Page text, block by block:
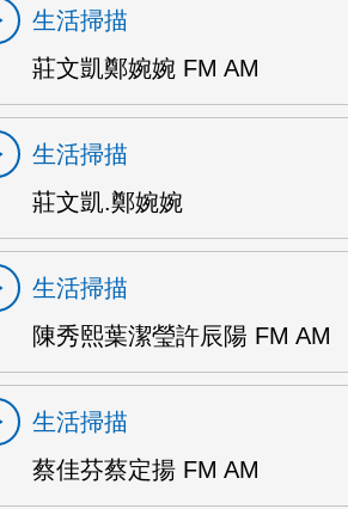
生活掃描
莊文凱鄭婉婉 FM AM
生活掃描
莊文凱.鄭婉婉
生活掃描
陳秀熙葉潔瑩許辰陽 FM AM
生活掃描
蔡佳芬蔡定揚 FM AM